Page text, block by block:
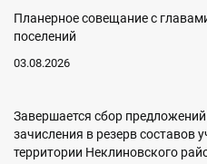
Планерное совещание с
поселений
03.08.2026
Завершается сбор
зачисления в резерв составов
территории Неклиновского